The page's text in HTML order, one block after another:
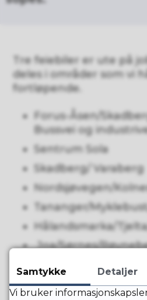
Tre feiebiler er ute på
deles i områder som vi
fortløpende.
Forus-Åsen/
Bussvei og
Sentrum Sola
Skadberg/ Varaberg
Nordsjøvegen/
Tananger/
Hålandsmarka/
Joa/Sørnes/
Grannessletta/
Samtykke Detaljer
Vi bruker